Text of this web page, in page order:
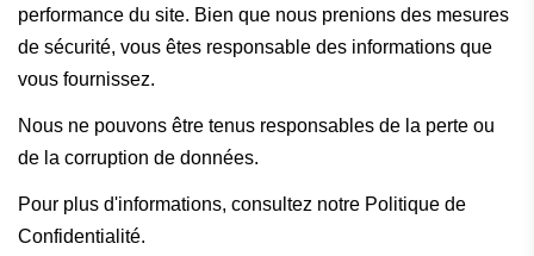
performance du site. Bien que nous prenions des mesures
de sécurité, vous êtes responsable des informations que
vous fournissez.
Nous ne pouvons être tenus responsables de la perte ou
de la corruption de données.
Pour plus d'informations, consultez notre Politique de
Confidentialité.